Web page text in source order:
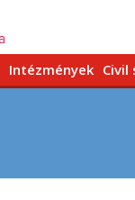
Intézmények Civil